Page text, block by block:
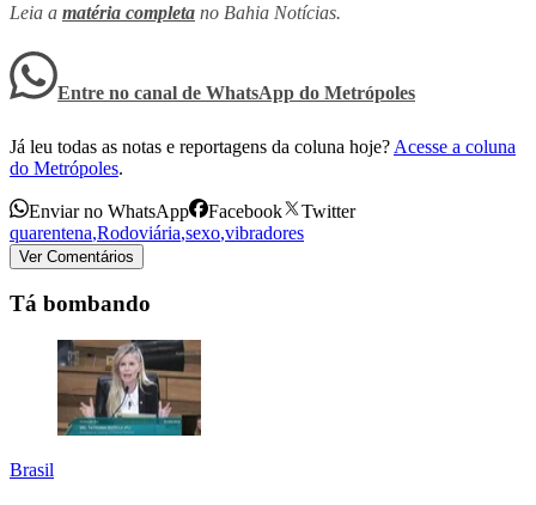
Leia a matéria completa no Bahia Notícias.
Entre no canal de WhatsApp do Metrópoles
Já leu todas as notas e reportagens da coluna hoje? Acesse a coluna
do Metrópoles.
Enviar no WhatsApp Facebook
Twitter
quarentena,Rodoviária,sexo,vibradores
Ver Comentários
Tá bombando
Brasil